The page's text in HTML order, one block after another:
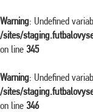
Warning: Undefined
/sites/
on line 345
Warning: Undefined
/sites/
on line 346